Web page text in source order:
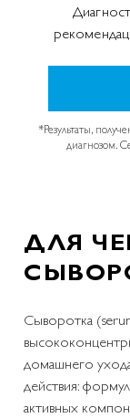
*Результаты,
диагнозом.
ДЛЯ
Сыворотка
домашнего
действия:
активных